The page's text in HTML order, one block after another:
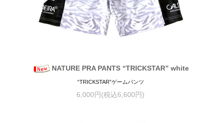
NATURE PRA PANTS “TRICKSTAR” white
“TRICKSTAR”ゲームパンツ
6,000円(税込6,600円)